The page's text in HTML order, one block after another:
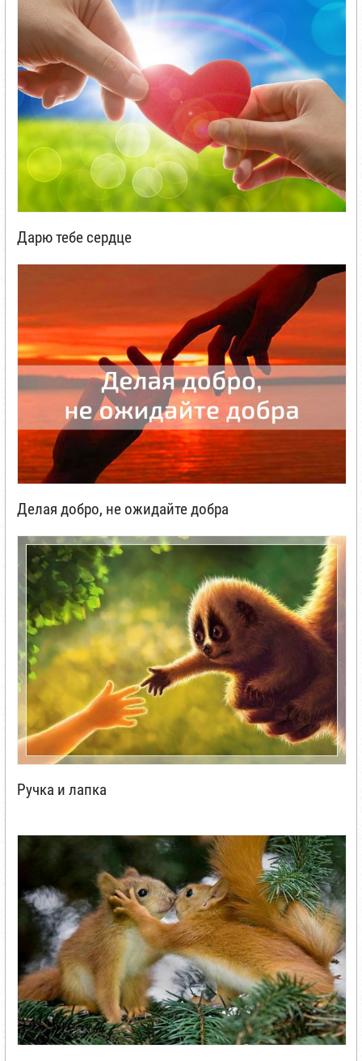
Дарю тебе сердце
Делая добро, не ожидайте добра
Ручка и лапка